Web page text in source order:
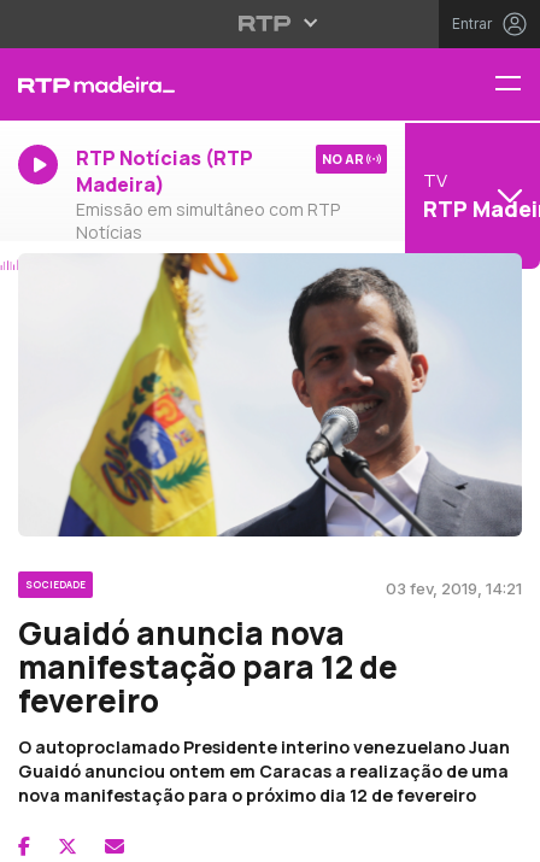
Entrar
RTP Notícias (RTP
Madeira)
Emissão em simultâneo com RTP
Notícias
NO AR
TV
RTP
SOCIEDADE 03 fev, 2019, 14:21
Guaidó anuncia nova
manifestação para 12 de
fevereiro
O autoproclamado Presidente interino venezuelano Juan
Guaidó anunciou ontem em Caracas a realização de uma
nova manifestação para o próximo dia 12 de fevereiro